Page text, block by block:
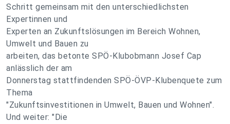
Schritt gemeinsam mit den unterschiedlichsten
Expertinnen und
Experten an Zukunftslösungen im Bereich Wohnen,
Umwelt und Bauen zu
arbeiten, das betonte SPÖ-Klubobmann Josef Cap
anlässlich der am
Donnerstag stattfindenden SPÖ-ÖVP-Klubenquete zum
Thema
"Zukunftsinvestitionen in Umwelt, Bauen und Wohnen".
Und weiter: "Die